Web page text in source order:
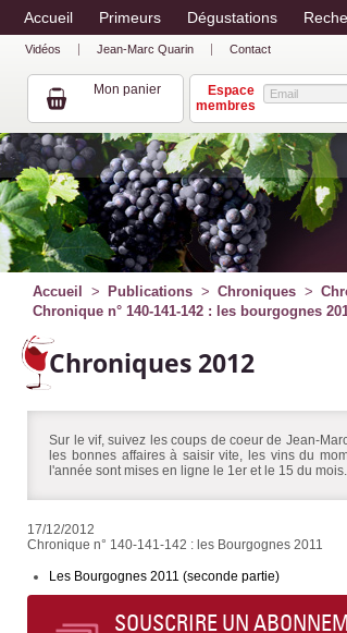
Accueil Primeurs Dégustations
Vidéos Jean-Marc Quarin Contact
Mon panier
Espace
membres
Accueil Publications Chroniques
Chronique n° 140-141-142 : les bourgognes
Chroniques 2012
Sur le vif, suivez les coups de coeur de Jean-
les bonnes affaires à saisir vite, les vins du
l'année sont mises en ligne le 1er et le 15 du mois.
17/12/2012
Chronique n° 140-141-142 : les Bourgognes 2011
Les Bourgognes 2011 (seconde partie)
SOUSCRIRE UN